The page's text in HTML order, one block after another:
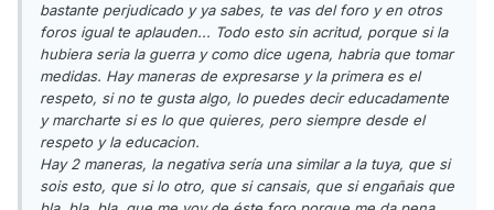
bastante perjudicado y ya sabes, te vas del foro y en otros
foros igual te aplauden... Todo esto sin acritud, porque si la
hubiera seria la guerra y como dice ugena, habria que tomar
medidas. Hay maneras de expresarse y la primera es el
respeto, si no te gusta algo, lo puedes decir educadamente
y marcharte si es lo que quieres, pero siempre desde el
respeto y la educacion.
Hay 2 maneras, la negativa sería una similar a la tuya, que si
sois esto, que si lo otro, que si cansais, que si engañais que